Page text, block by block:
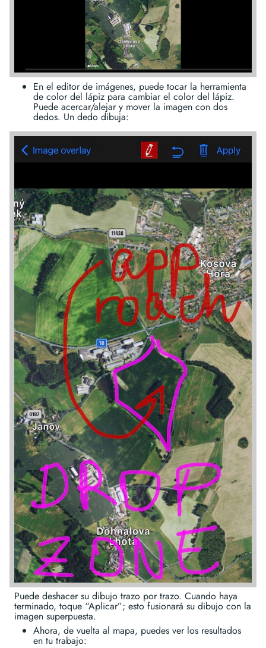
En el editor de imágenes, puede tocar la herramienta
de color del lápiz para cambiar el color del lápiz.
Puede acercar/alejar y mover la imagen con dos
dedos. Un dedo dibuja:
Puede deshacer su dibujo trazo por trazo. Cuando haya
terminado, toque “Aplicar”; esto fusionará su dibujo con la
imagen superpuesta.
Ahora, de vuelta al mapa, puedes ver los resultados
en tu trabajo: